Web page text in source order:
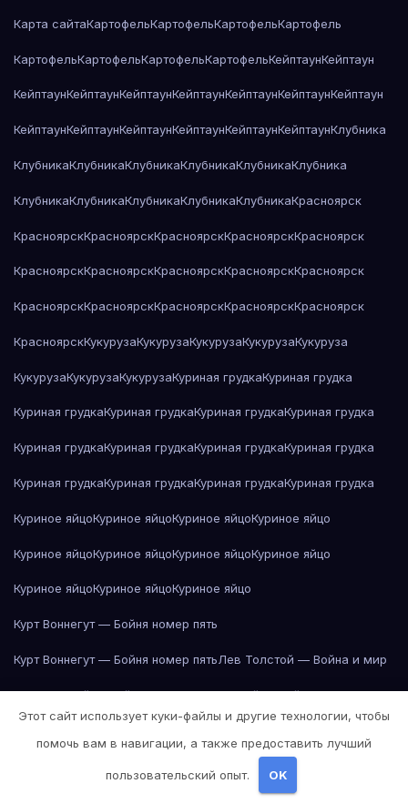
Карта сайтаКартофельКартофельКартофельКартофель
КартофельКартофельКартофельКартофельКейптаунКейптаун
КейптаунКейптаунКейптаунКейптаунКейптаунКейптаунКейптаун
КейптаунКейптаунКейптаунКейптаунКейптаунКейптаунКлубника
КлубникаКлубникаКлубникаКлубникаКлубникаКлубника
КлубникаКлубникаКлубникаКлубникаКлубникаКрасноярск
КрасноярскКрасноярскКрасноярскКрасноярскКрасноярск
КрасноярскКрасноярскКрасноярскКрасноярскКрасноярск
КрасноярскКрасноярскКрасноярскКрасноярскКрасноярск
КрасноярскКукурузаКукурузаКукурузаКукурузаКукуруза
КукурузаКукурузаКукурузаКуриная грудкаКуриная грудка
Куриная грудкаКуриная грудкаКуриная грудкаКуриная грудка
Куриная грудкаКуриная грудкаКуриная грудкаКуриная грудка
Куриная грудкаКуриная грудкаКуриная грудкаКуриная грудка
Куриное яйцоКуриное яйцоКуриное яйцоКуриное яйцо
Куриное яйцоКуриное яйцоКуриное яйцоКуриное яйцо
Куриное яйцоКуриное яйцоКуриное яйцо
Курт Воннегут — Бойня номер пять
Курт Воннегут — Бойня номер пятьЛев Толстой — Война и мир
Лев Толстой — Война и мирЛев Толстой — Война и мир
Этот сайт использует куки-файлы и другие технологии, чтобы
помочь вам в навигации, а также предоставить лучший
пользовательский опыт. OK